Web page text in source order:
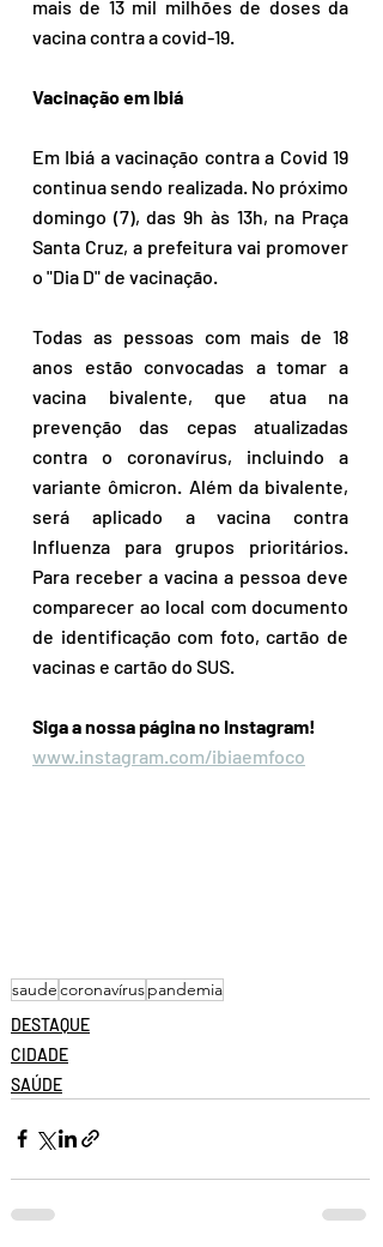
mais de 13 mil milhões de doses da
vacina contra a covid-19.
Vacinação em Ibiá
Em Ibiá a vacinação contra a Covid 19
continua sendo realizada. No próximo
domingo (7), das 9h às 13h, na Praça
Santa Cruz, a prefeitura vai promover
o "Dia D" de vacinação.
Todas as pessoas com mais de 18
anos estão convocadas a tomar a
vacina bivalente, que atua na
prevenção das cepas atualizadas
contra o coronavírus, incluindo a
variante ômicron. Além da bivalente,
será aplicado a vacina contra
Influenza para grupos prioritários.
Para receber a vacina a pessoa deve
comparecer ao local com documento
de identificação com foto, cartão de
vacinas e cartão do SUS.
Siga a nossa página no Instagram!
www.instagram.com/ibiaemfoco
saudecoronavíruspandemia
DESTAQUE
CIDADE
SAÚDE